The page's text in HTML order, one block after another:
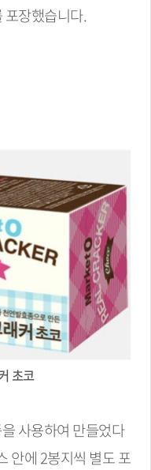
포장했습니다.
초코
사용하여 만들었다
안에 2봉지씩 별도 포